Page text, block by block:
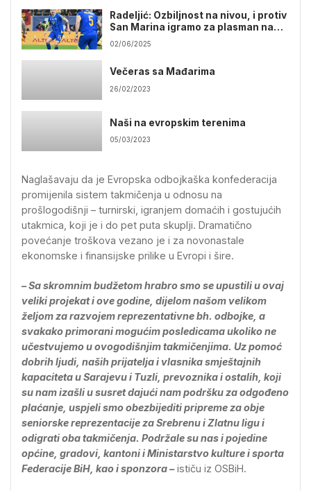
Radeljić: Ozbiljnost na nivou, i protiv
San Marina igramo za plasman na
Svjetsko prvenstvo
02/06/2025
Večeras sa Mađarima
26/02/2023
Naši na evropskim terenima
05/03/2023
Naglašavaju da je Evropska odbojkaška konfederacija
promijenila sistem takmičenja u odnosu na
prošlogodišnji – turnirski, igranjem domaćih i gostujućih
utakmica, koji je i do pet puta skuplji. Dramatično
povećanje troškova vezano je i za novonastale
ekonomske i finansijske prilike u Evropi i šire.
– Sa skromnim budžetom hrabro smo se upustili u ovaj
veliki projekat i ove godine, dijelom našom velikom
željom za razvojem reprezentativne bh. odbojke, a
svakako primorani mogućim posledicama ukoliko ne
učestvujemo u ovogodišnjim takmičenjima. Uz pomoć
dobrih ljudi, naših prijatelja i vlasnika smještajnih
kapaciteta u Sarajevu i Tuzli, prevoznika i ostalih, koji
su nam izašli u susret dajući nam podršku za odgođeno
plaćanje, uspjeli smo obezbijediti pripreme za obje
seniorske reprezentacije za Srebrenu i Zlatnu ligu i
odigrati oba takmičenja. Podržale su nas i pojedine
općine, gradovi, kantoni i Ministarstvo kulture i sporta
Federacije BiH, kao i sponzora –ističu iz OSBiH.